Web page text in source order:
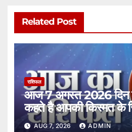
Related Post
राशिफल
आज 7 अगस्त 2026 दिन
कहते है आपकी किस्मत के
अपना राशिफल।
AUG 7, 2026 ADMIN